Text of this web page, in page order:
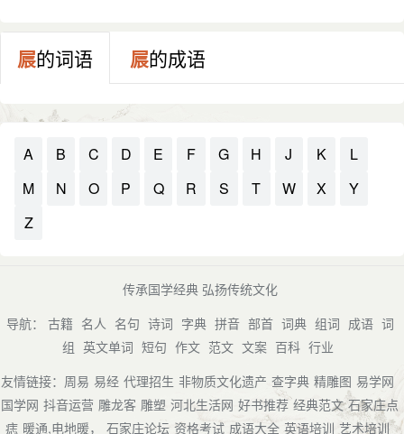
屒的词语 屒的成语
A B C D E F G H J K
L
M
N O P Q R S T W X
Y
Z
传承国学经典 弘扬传统文化
导航： 古籍 名人 名句 诗词 字典 拼音 部首 词典 组词 成语 词
组 英文单词 短句 作文 范文 文案 百科 行业
友情链接： 周易 易经 代理招生 非物质文化遗产 查字典 精雕图 易学网
国学网 抖音运营 雕龙客 雕塑 河北生活网 好书推荐 经典范文 石家庄点
痣 暖通,电地暖， 石家庄论坛 资格考试 成语大全 英语培训 艺术培训